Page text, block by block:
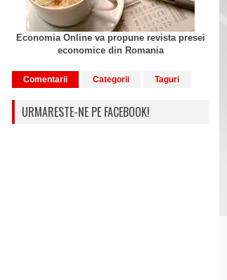
Economia Online va propune revista presei
economice din Romania
Comentarii Categorii Taguri
URMARESTE-NE PE FACEBOOK!